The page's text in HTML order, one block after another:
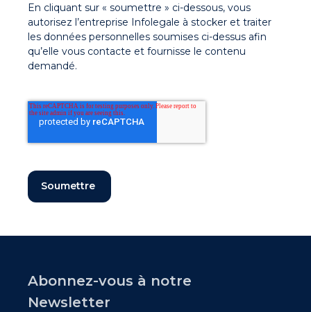
En cliquant sur « soumettre » ci-dessous, vous
autorisez l’entreprise Infolegale à stocker et traiter
les données personnelles soumises ci-dessus afin
qu’elle vous contacte et fournisse le contenu
demandé.
Abonnez-vous à notre
Newsletter